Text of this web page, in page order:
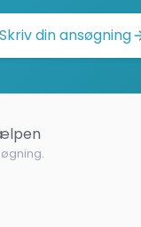
Skriv din ansøgning